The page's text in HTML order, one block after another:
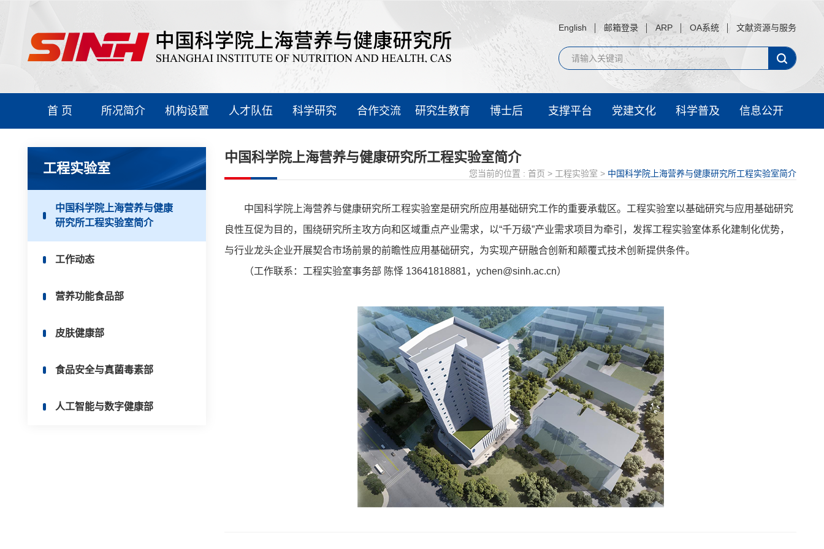
English 邮箱登录 ARP OA系统 文献资源与服务
首 页 所况简介 机构设置 人才队伍 科学研究 合作交流 研究生教育 博士后 支撑平台 党建文化 科学普及 信息公开
工程实验室
中国科学院上海营养与健康
研究所工程实验室简介
工作动态
营养功能食品部
皮肤健康部
食品安全与真菌毒素部
人工智能与数字健康部
中国科学院上海营养与健康研究所工程实验室简介
您当前的位置 : 首页 > 工程实验室 > 中国科学院上海营养与健康研究所工程实验室简介
中国科学院上海营养与健康研究所工程实验室是研究所应用基础研究工作的重要承载区。工程实验室以基础研究与应用基础研究
良性互促为目的，围绕研究所主攻方向和区域重点产业需求，以“千万级”产业需求项目为牵引，发挥工程实验室体系化建制化优势，
与行业龙头企业开展契合市场前景的前瞻性应用基础研究，为实现产研融合创新和颠覆式技术创新提供条件。
（工作联系：工程实验室事务部 陈怿 13641818881，ychen@sinh.ac.cn）